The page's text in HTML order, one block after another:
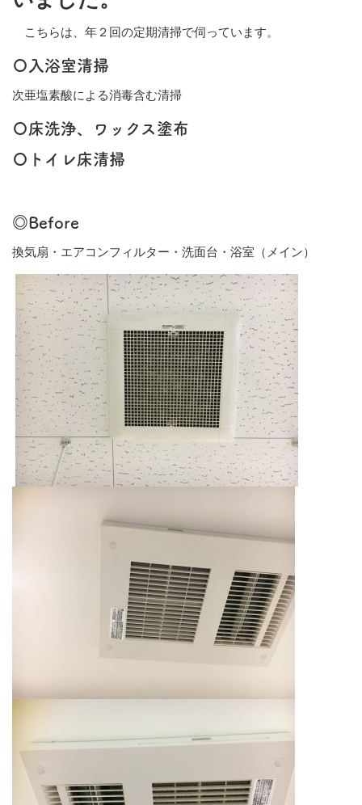
こちらは、年２回の定期清掃で伺っています。
〇入浴室清掃
次亜塩素酸による消毒含む清掃
〇床洗浄、ワックス塗布
〇トイレ床清掃
◎Before
換気扇・エアコンフィルター・洗面台・浴室（メイン）